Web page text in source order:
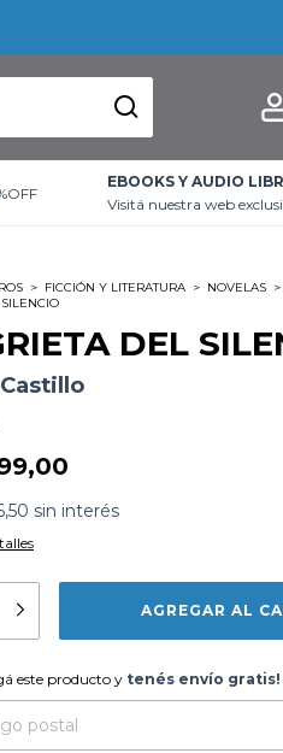
EBOOKS Y AUDIO
Visitá nuestra web
> FICCIÓN Y LITERATURA > NOVELAS >
DEL
sin interés
este producto ytenés
este producto y tenés envío gratis!